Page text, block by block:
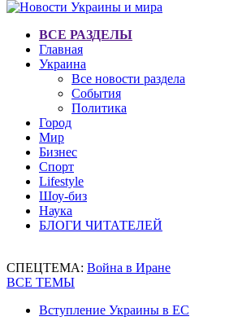
ВСЕ РАЗДЕЛЫ
Главная
Украина
Все новости раздела
События
Политика
Город
Мир
Бизнес
Спорт
Lifestyle
Шоу-биз
Наука
БЛОГИ ЧИТАТЕЛЕЙ
СПЕЦТЕМА: Война в Иране
ВСЕ ТЕМЫ
Вступление Украины в ЕС